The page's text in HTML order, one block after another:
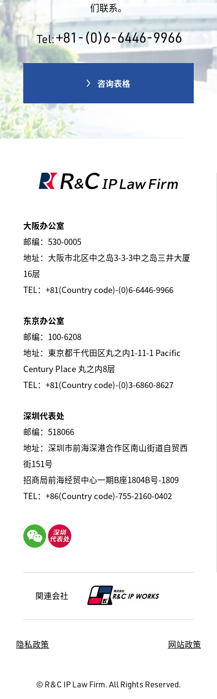
们联系。
Tel:+81-(0)6-6446-9966
咨询表格
大阪办公室
邮编：530-0005
地址：大阪市北区中之岛3-3-3中之岛三井大厦
16层
TEL：+81(Country code)-(0)6-6446-9966
东京办公室
邮编：100-6208
地址：東京都千代田区丸之内1-11-1 Pacific
Century Place 丸之内8层
TEL：+81(Country code)-(0)3-6860-8627
深圳代表处
邮编：518066
地址：深圳市前海深港合作区南山街道自贸西
街151号
招商局前海经贸中心一期B座1804B号-1809
TEL：+86(Country code)-755-2160-0402
関連会社
隐私政策 网站政策
© R&C IP Law Firm. All Rights Reserved.